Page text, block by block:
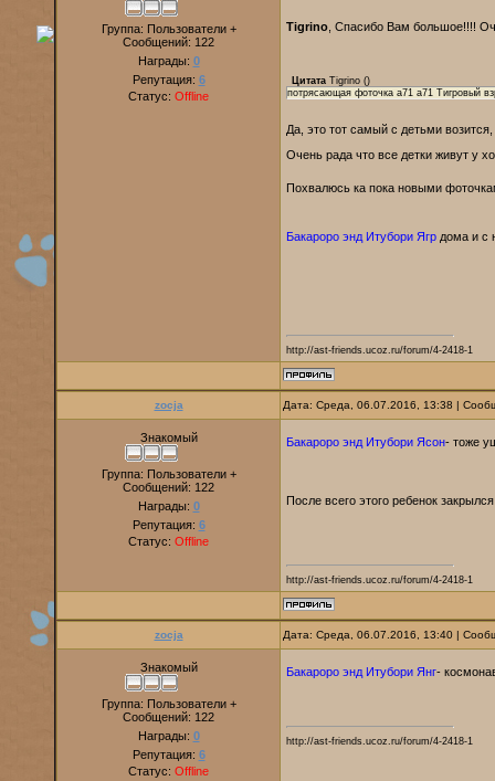
Группа: Пользователи +
Сообщений: 122
Награды: 0
Репутация: 6
Статус: Offline
Tigrino , Спасибо Вам большое!!!!
Цитата Tigrino ()
потрясающая фоточка a71 a71 Тигровый
Да, это тот самый с детьми
Очень рада что все детки живут у
Похвалюсь ка пока новыми
Бакароро энд Итубори Ягр дома и с
http://ast-friends.ucoz.ru/forum/4-2418-1
zocja Дата: Среда, 06.07.2016, 13:38 |
Знакомый
Группа: Пользователи +
Сообщений: 122
Награды: 0
Репутация: 6
Статус: Offline
Бакароро энд Итубори Ясон- тоже
После всего этого ребенок
http://ast-friends.ucoz.ru/forum/4-2418-1
zocja Дата: Среда, 06.07.2016, 13:40 |
Знакомый
Группа: Пользователи +
Сообщений: 122
Награды: 0
Репутация: 6
Статус: Offline
Бакароро энд Итубори Янг-
http://ast-friends.ucoz.ru/forum/4-2418-1